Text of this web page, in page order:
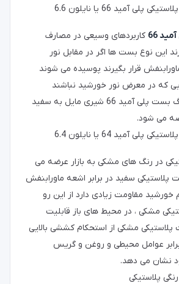
آمید 66 یا نایلون 6.6
66
کاربردهای وسیعی در مصارف
این نوع بست ها اگر در مقابل نور
قرار بگیرند پوسیده می شوند
که در معرض نور خورشید نباشند
استفاده می شود. رنگ بست پلی آمید 66 شیری مایل به سفید
می شود.
آمید 64 یا نایلون 6.4
در رنگ های مشکی به بازار عرضه می
سفید در برابر اشعه ماورابنفش
مقاومت زیادی دارد از این رو
مشکی ، در محیط های باز قابلیت
پلاستیکی مشکی از استحکام کششی بالایی
عوامل محیطی و روغن و گریس
نشان می دهد.
پلاستیکی